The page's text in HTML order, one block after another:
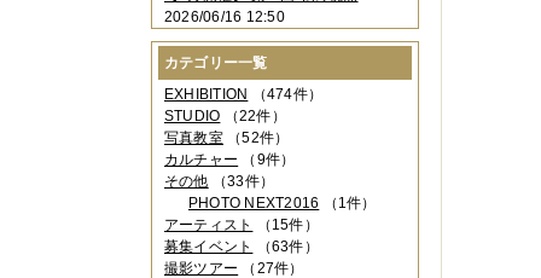
2022年11月（2件）
2022年10月（4件）
2022年09月（2件）
2022年08月
（3件）
2022年07月（3件）
2022年05月（4件）
2022年04月（2件）
2022年03月
（5件）
2022年02月（3件）
2022年01月（3件）
2021年12月（2件）
2021年11月（3件）
2021年10月
（1件）
2026/06/16 12:50
カテゴリー一覧
EXHIBITION （474件）
STUDIO （22件）
写真教室（52件）
カルチャー （9件）
その他 （33件）
PHOTO NEXT2016 （1件）
アーティスト
（15件）
募集イベント
（63件）
撮影ツアー （27件）